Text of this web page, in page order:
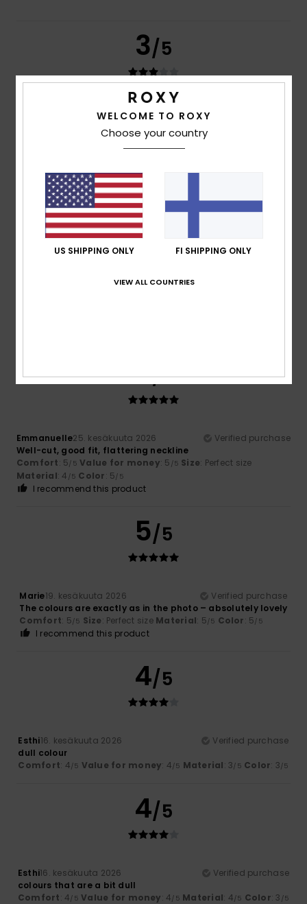
3/5
10. heinäkuuta 2026
I thought it was all one piece, not that it comes apart when
you pick it up. We’ll see how long it lasts, and what stays in
place, especially in the water.
: 3/5
4 /5
28. kesäkuuta 2026
5/5
Emmanuelle25. kesäkuuta 2026
Verified purchase
Well-cut, good fit, flattering neckline
Comfort: 5/5 Value for money: 5 /5 Size: Perfect size
Material: 4 /5 Color: 5/5
I recommend this product
5/5
Marie19. kesäkuuta 2026
Verified purchase
The colours are exactly as in the photo – absolutely lovely
Comfort: 5/5 Size: Perfect size Material: 5/5 Color: 5/5
I recommend this product
4/5
Esthi16. kesäkuuta 2026
Verified purchase
dull colour
Comfort: 4/5 Value for money: 4/5 Material: 3/5 Color: 3/5
4/5
Esthi16. kesäkuuta 2026
Verified purchase
colours that are a bit dull
Comfort: 4/5 Value for money: 4/5 Material: 4/5 Color: 3 /5
WELCOME TO ROXY
Choose your country
US SHIPPING ONLY FI SHIPPING ONLY
VIEW ALL COUNTRIES